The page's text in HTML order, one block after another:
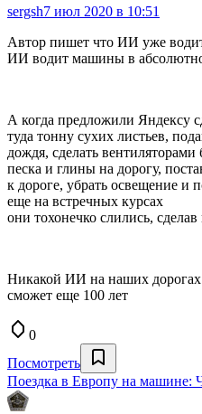
sergsh7 июл 2020 в 10:51
Автор пишет что ИИ уже
ИИ водит машины в
А когда предложили Яндексу
туда тонну сухих листьев,
дождя, сделать
песка и глины на дорогу,
к дороге, убрать освещение и
еще на встречных курсах
они тохонечко слились,
Никакой ИИ на наших
сможет еще 100 лет
0
Посмотреть
Поездка в Европу на машине: